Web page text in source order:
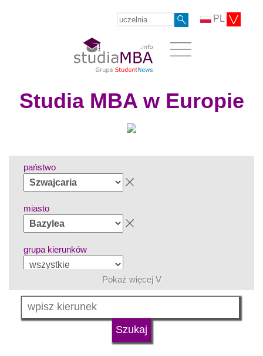
PL
Studia MBA w Europie
państwo
miasto
grupa kierunków
język
Pokaż więcej V